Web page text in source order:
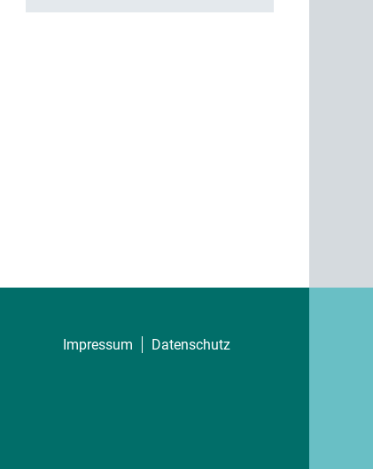
Impressum Datenschutz